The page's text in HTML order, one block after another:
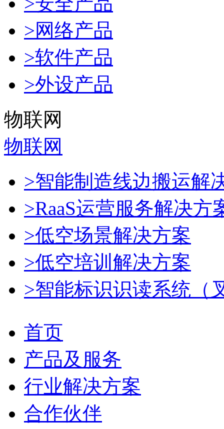
>网络产品
>软件产品
>外设产品
物联网
物联网
>智能制造线边搬运解
>RaaS运营服务解决方
>低空场景解决方案
>低空培训解决方案
>智能标识识读系统（
首页
产品及服务
行业解决方案
合作伙伴